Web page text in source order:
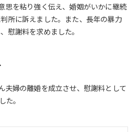
思を粘り強く伝え、婚姻がいかに継続
所に訴えました。また、長年の暴力
慰謝料を求めました。
夫婦の離婚を成立させ、慰謝料として
。